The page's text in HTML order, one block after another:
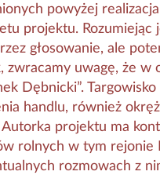
powyżej
projektu. Rozumiejąc
głosowanie, ale
uwagę, że w
Dębnicki”. Targowisko
handlu, również
projektu ma
rolnych w tym rejonie
rozmowach z